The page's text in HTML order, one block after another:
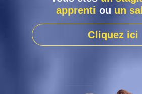
apprenti ou un
Cliquez ici